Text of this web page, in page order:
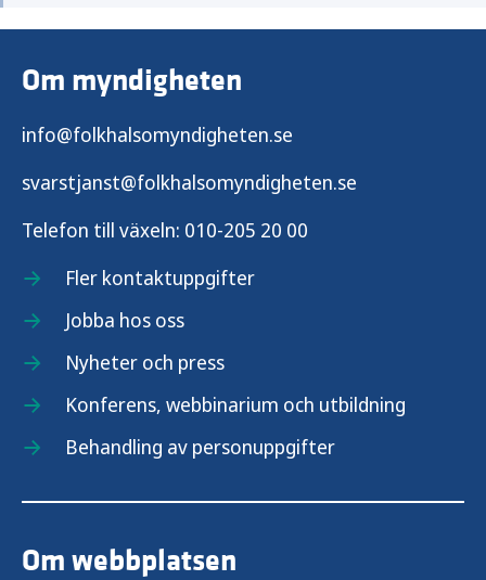
Om myndigheten
info@folkhalsomyndigheten.se
svarstjanst@folkhalsomyndigheten.se
Telefon till växeln: 010-205 20 00
Fler kontaktuppgifter
Jobba hos oss
Nyheter och press
Konferens, webbinarium och utbildning
Behandling av personuppgifter
Om webbplatsen